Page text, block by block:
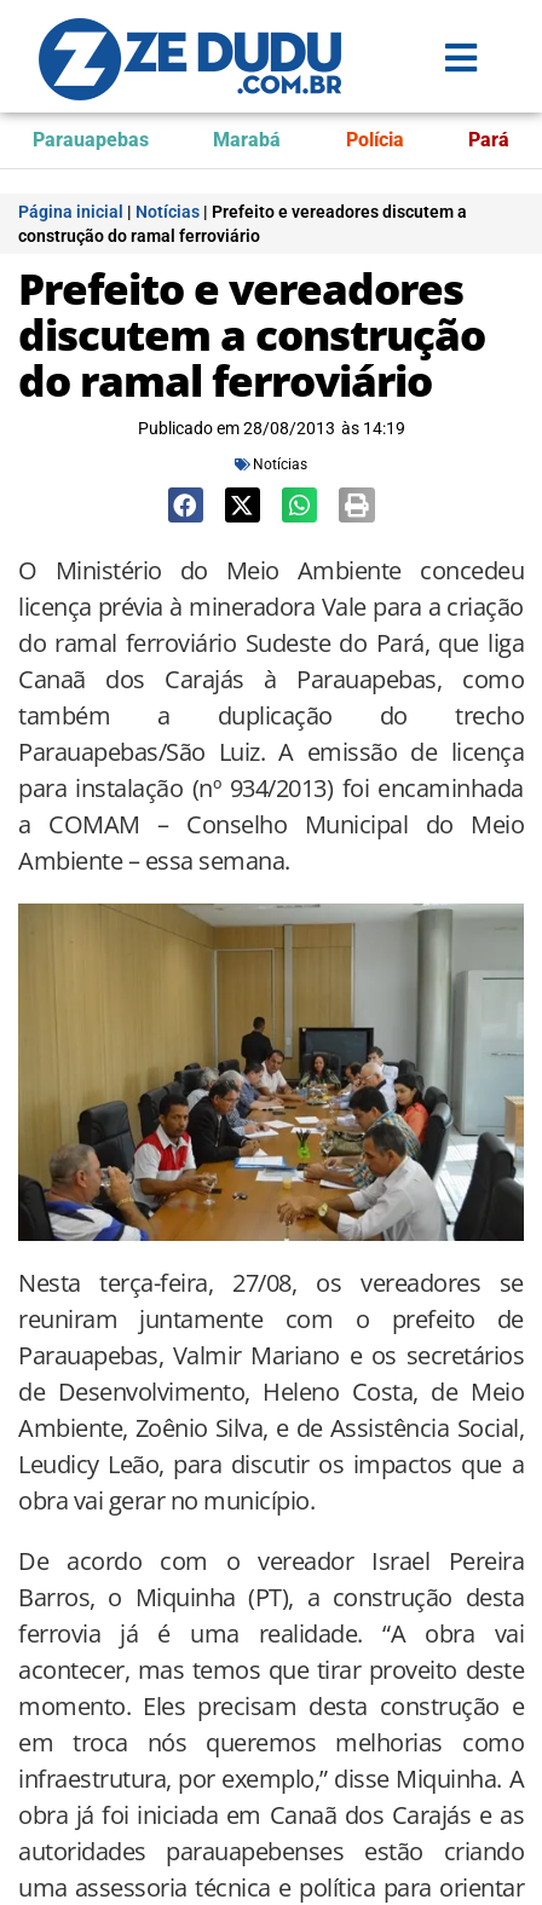
Parauapebas Marabá Polícia Pará
Página inicial | Notícias | Prefeito e vereadores discutem a
construção do ramal ferroviário
Prefeito e vereadores
discutem a construção
do ramal ferroviário
Publicado em 28/08/2013 às 14:19
Notícias
O Ministério do Meio Ambiente concedeu
licença prévia à mineradora Vale para a criação
do ramal ferroviário Sudeste do Pará, que liga
Canaã dos Carajás à Parauapebas, como
também a duplicação do trecho
Parauapebas/São Luiz. A emissão de licença
para instalação (nº 934/2013) foi encaminhada
a COMAM – Conselho Municipal do Meio
Ambiente – essa semana.
Nesta terça-feira, 27/08, os vereadores se
reuniram juntamente com o prefeito de
Parauapebas, Valmir Mariano e os secretários
de Desenvolvimento, Heleno Costa, de Meio
Ambiente, Zoênio Silva, e de Assistência Social,
Leudicy Leão, para discutir os impactos que a
obra vai gerar no município.
De acordo com o vereador Israel Pereira
Barros, o Miquinha (PT), a construção desta
ferrovia já é uma realidade. “A obra vai
acontecer, mas temos que tirar proveito deste
momento. Eles precisam desta construção e
em troca nós queremos melhorias como
infraestrutura, por exemplo,” disse Miquinha. A
obra já foi iniciada em Canaã dos Carajás e as
autoridades parauapebenses estão criando
uma assessoria técnica e política para orientar